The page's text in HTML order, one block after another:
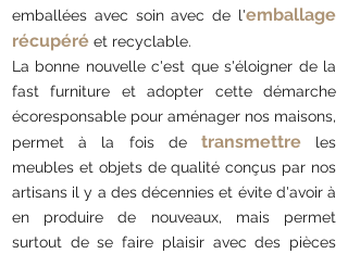
emballées avec soin avec de l'emballage
récupéré et recyclable.
La bonne nouvelle c'est que s'éloigner de la
fast furniture et adopter cette démarche
écoresponsable pour aménager nos maisons,
permet à la fois de transmettre
les
meubles et objets de qualité conçus par nos
artisans il y a des décennies et évite d'avoir à
en produire de nouveaux, mais permet
surtout de se faire plaisir avec des pièces